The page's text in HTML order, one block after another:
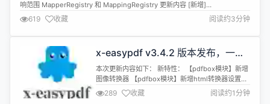
响范围 MapperRegistry 和 MappingRegistry 更新内容 [新增]
MapperRegistry 的 loadMapper 方法新增 2 个重载方法可以接受
InputStream、Document 参数。 [新增] MappingRegist...
619 收藏 阅读约3分钟
x-easypdf v3.4.2 版本发布，一站
式 pdf 解决方案
本次更新内容如下： 新特性： 【pdfbox模块】新增
图像转换器 【pdfbox模块】新增html转换器设置横
向的方法 原有变更： 【pdfbox模块】优化圆形组件
初始化逻辑 【pdfbox模块】优化矩形组件初始化逻
289 收藏 阅读约1分钟